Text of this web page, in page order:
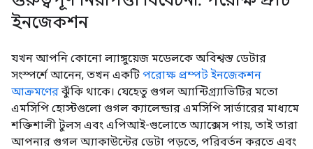
ইনজেকশন
যখন আপনি কোনো ল্যাঙ্গুয়েজ মডেলকে অবিশ্বস্ত ডেটার
সংস্পর্শে আনেন, তখন একটি পরোক্ষ প্রম্পট ইনজেকশন
আক্রমণেরঝুঁকি থাকে। যেহেতু গুগল অ্যান্টিগ্র্যাভিটির মতো
এমসিপি হোস্টগুলো গুগল ক্যালেন্ডার এমসিপি সার্ভারের মাধ্যমে
শক্তিশালী টুলস এবং এপিআই-গুলোতে অ্যাক্সেস পায়, তাই তারা
আপনার গুগল অ্যাকাউন্টের ডেটা পড়তে, পরিবর্তন করতে এবং